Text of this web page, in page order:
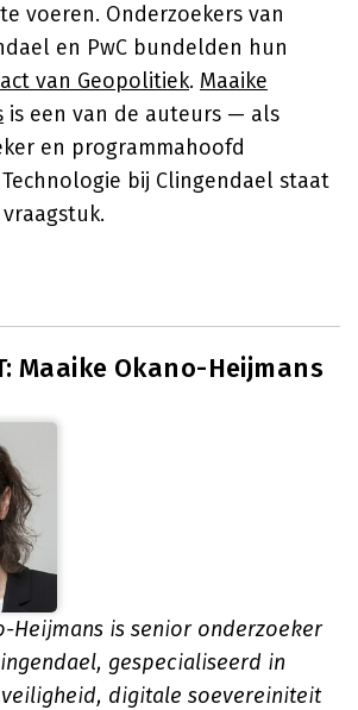
voeren. Onderzoekers van
en PwC bundelden hun
van Geopolitiek. Maaike
is een van de auteurs — als
en programmahoofd
bij Clingendael staat
Maaike Okano-Heijmans
Heijmans is senior onderzoeker
gespecialiseerd in
digitale soevereiniteit